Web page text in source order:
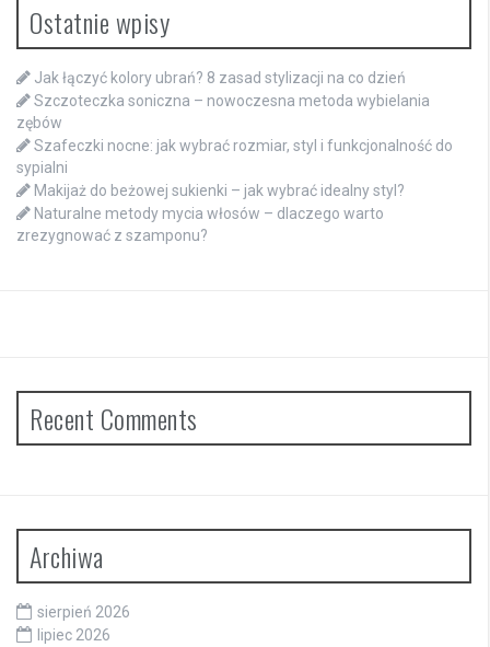
Ostatnie wpisy
Jak łączyć kolory ubrań? 8 zasad stylizacji na co dzień
Szczoteczka soniczna – nowoczesna metoda wybielania
zębów
Szafeczki nocne: jak wybrać rozmiar, styl i funkcjonalność do
sypialni
Makijaż do beżowej sukienki – jak wybrać idealny styl?
Naturalne metody mycia włosów – dlaczego warto
zrezygnować z szamponu?
Recent Comments
Archiwa
sierpień 2026
lipiec 2026